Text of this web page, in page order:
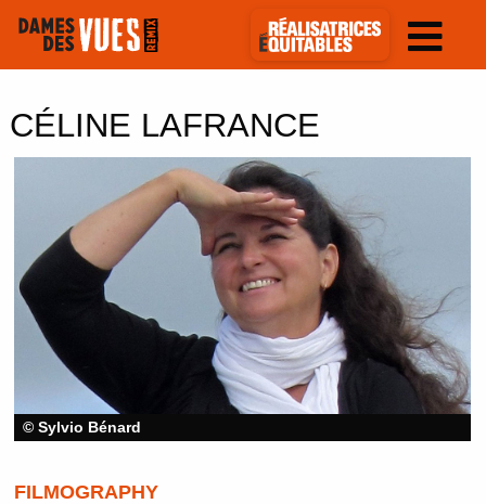
CÉLINE LAFRANCE
© Sylvio Bénard
FILMOGRAPHY